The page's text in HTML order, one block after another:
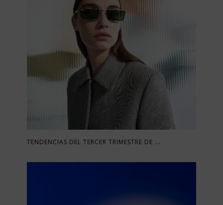
TENDENCIAS DEL TERCER TRIMESTRE DE ...